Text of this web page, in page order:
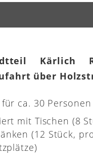
Kärlich
über
ca. 30 Personen
mit Tischen (8
(12 Stück,